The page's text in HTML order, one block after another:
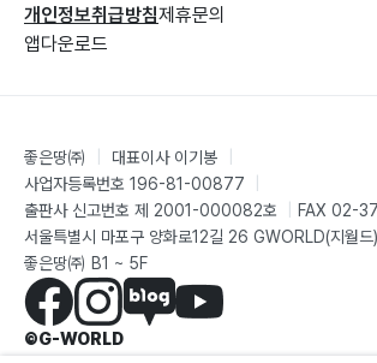
개인정보취급방침
앱다운로드
제휴문의
좋은땅㈜ 대표이사 이기봉
사업자등록번호 196-81-00877
출판사 신고번호 제 2001-000082호
FAX 02-
서울특별시 마포구 양화로12길 26 GWORLD(지월드
좋은땅㈜ B1 ~ 5F
©G-WORLD